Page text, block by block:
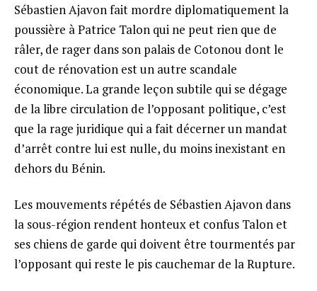
Sébastien Ajavon fait mordre diplomatiquement la
poussière à Patrice Talon qui ne peut rien que de
râler, de rager dans son palais de Cotonou dont le
cout de rénovation est un autre scandale
économique. La grande leçon subtile qui se dégage
de la libre circulation de l’opposant politique, c’est
que la rage juridique qui a fait décerner un mandat
d’arrêt contre lui est nulle, du moins inexistant en
dehors du Bénin.
Les mouvements répétés de Sébastien Ajavon dans
la sous-région rendent honteux et confus Talon et
ses chiens de garde qui doivent être tourmentés par
l’opposant qui reste le pis cauchemar de la Rupture.